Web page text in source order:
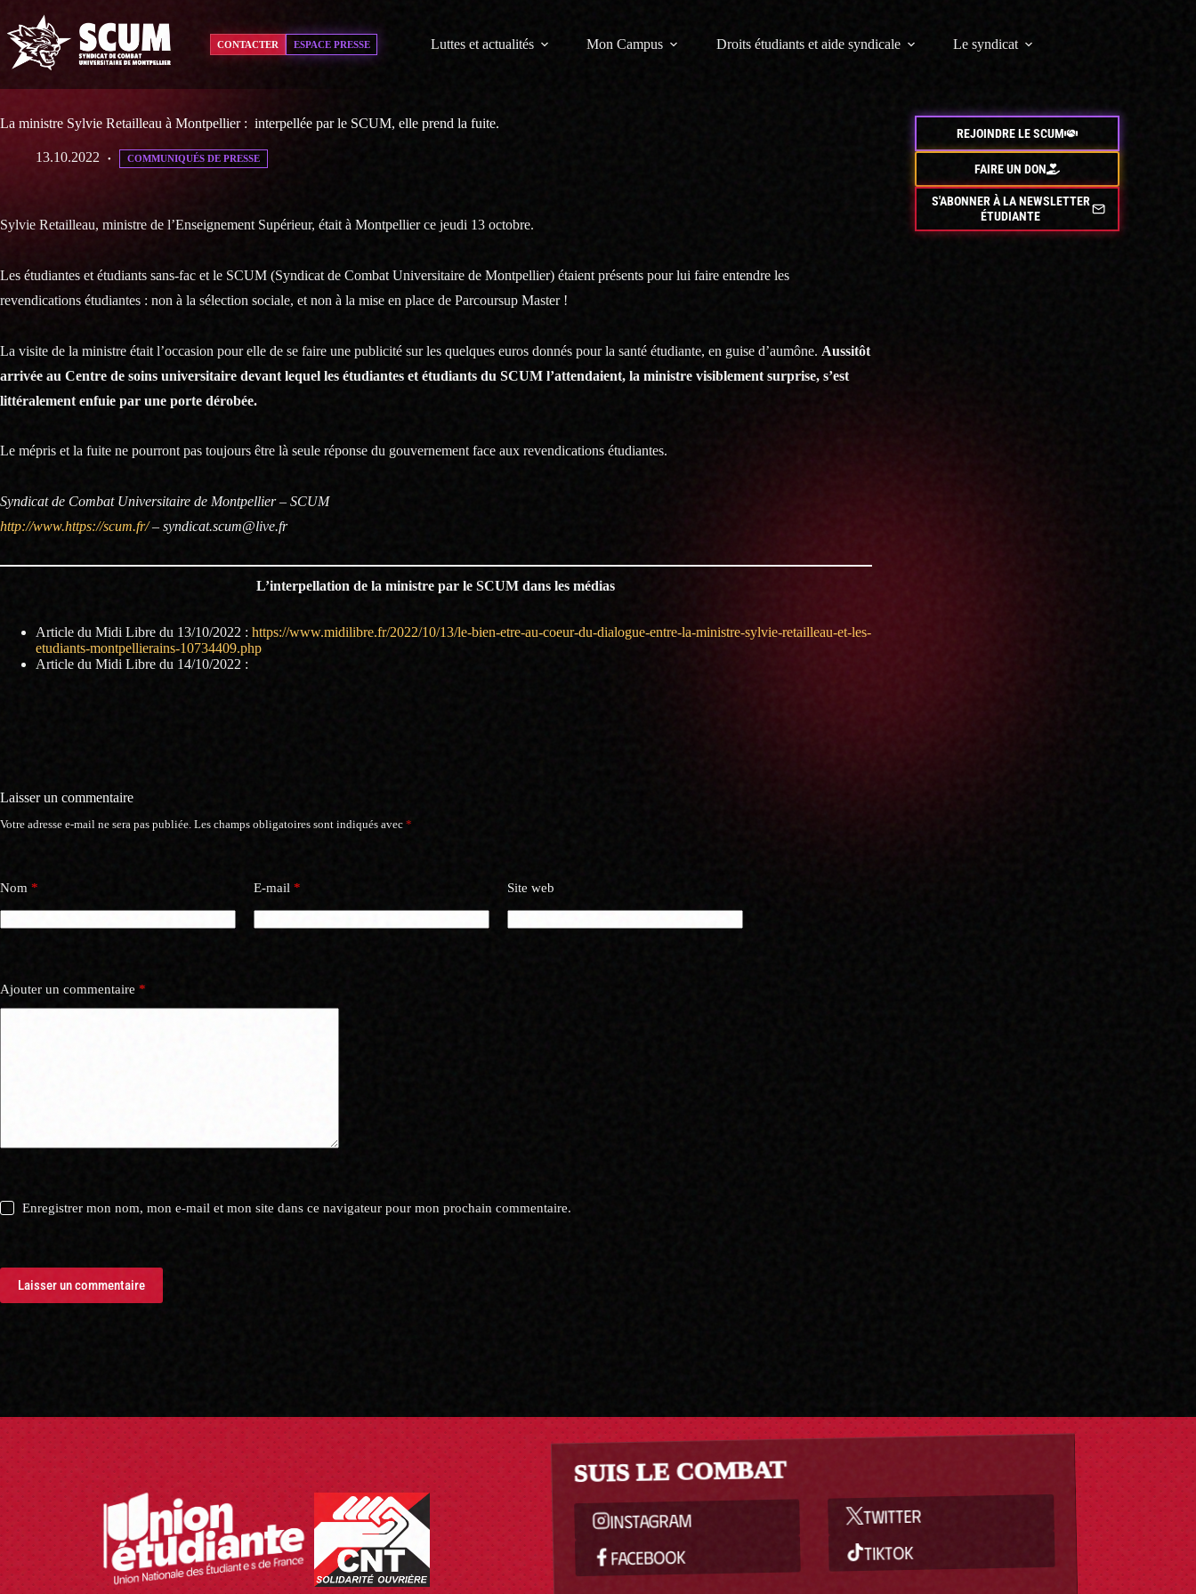
contenu
CONTACTER ESPACE PRESSE Luttes et actualités Mon Campus Droits étudiants et aide syndicale Le syndicat
La ministre Sylvie Retailleau à Montpellier : interpellée par le SCUM, elle prend la fuite.
13.10.2022 COMMUNIQUÉS DE PRESSE
Sylvie Retailleau, ministre de l’Enseignement Supérieur, était à Montpellier ce jeudi 13 octobre.
Les étudiantes et étudiants sans-fac et le SCUM (Syndicat de Combat Universitaire de Montpellier) étaient présents pour lui faire entendre les
revendications étudiantes : non à la sélection sociale, et non à la mise en place de Parcoursup Master !
La visite de la ministre était l’occasion pour elle de se faire une publicité sur les quelques euros donnés pour la santé étudiante, en guise d’aumône. Aussitôt
arrivée au Centre de soins universitaire devant lequel les étudiantes et étudiants du SCUM l’attendaient, la ministre visiblement surprise, s’est
littéralement enfuie par une porte dérobée.
Le mépris et la fuite ne pourront pas toujours être là seule réponse du gouvernement face aux revendications étudiantes.
Syndicat de Combat Universitaire de Montpellier – SCUM
http://www.https://scum.fr/– syndicat.scum@live.fr
L’interpellation de la ministre par le SCUM dans les médias
Article du Midi Libre du 13/10/2022 : https://www.midilibre.fr/2022/10/13/le-bien-etre-au-coeur-du-dialogue-entre-la-ministre-sylvie-retailleau-et-les-
etudiants-montpellierains-10734409.php
Article du Midi Libre du 14/10/2022 :
REJOINDRE LE SCUM
FAIRE UN DON
S'ABONNER À LA NEWSLETTER
ÉTUDIANTE
Laisser un commentaire
Votre adresse e-mail ne sera pas publiée. Les champs obligatoires sont indiqués avec *
Nom * E-mail * Site web
Ajouter un commentaire *
Enregistrer mon nom, mon e-mail et mon site dans ce navigateur pour mon prochain commentaire.
Laisser un commentaire
SUIS LE COMBAT
INSTAGRAM
FACEBOOK
TWITTER
TIKTOK